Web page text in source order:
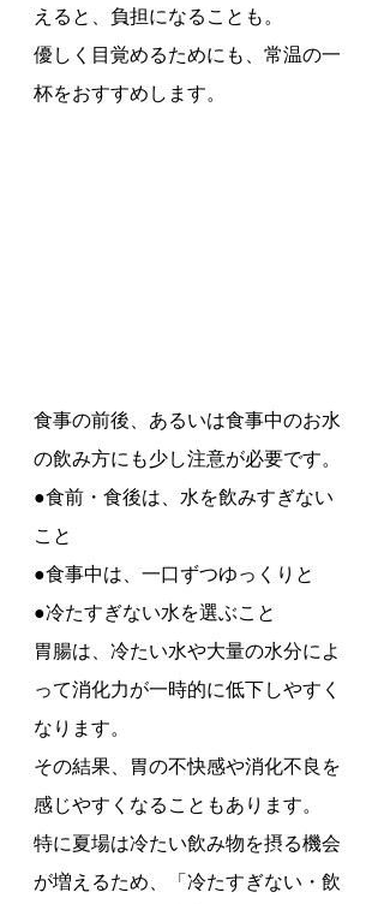
えると、負担になることも。
優しく目覚めるためにも、常温の一
杯をおすすめします。
食事の前後、あるいは食事中のお水
の飲み方にも少し注意が必要です。
●食前・食後は、水を飲みすぎない
こと
●食事中は、一口ずつゆっくりと
●冷たすぎない水を選ぶこと
胃腸は、冷たい水や大量の水分によ
って消化力が一時的に低下しやすく
なります。
その結果、胃の不快感や消化不良を
感じやすくなることもあります。
特に夏場は冷たい飲み物を摂る機会
が増えるため、「冷たすぎない・飲